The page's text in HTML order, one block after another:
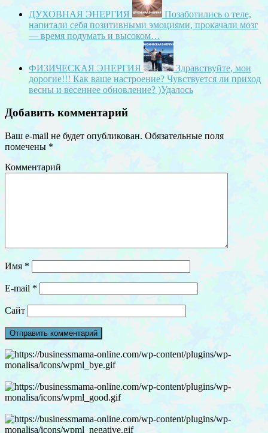
ДУХОВНАЯ ЭНЕРГИЯ
Позаботились о теле,
напитали себя позитивными эмоциями, прокачали мозг
— время подумать и высоком…
ФИЗИЧЕСКАЯ ЭНЕРГИЯ
Здравствуйте, мои
дорогие!!! Как ваше настроение? Чувствуется ли приход
весны и весеннее обновление? )Удалось
Добавить комментарий
Ваш e-mail не будет опубликован. Обязательные поля
помечены *
Комментарий
Имя *
E-mail *
Сайт